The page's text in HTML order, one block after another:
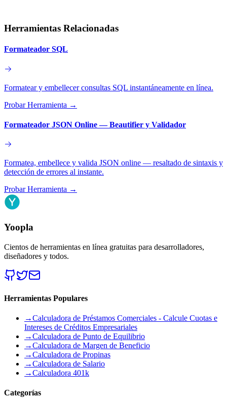
Herramientas Relacionadas
Formateador SQL
Formatear y embellecer consultas SQL instantáneamente en línea.
Probar Herramienta →
Formateador JSON Online — Beautifier y Validador
Formatea, embellece y valida JSON online — resaltado de sintaxis y
detección de errores al instante.
Probar Herramienta →
Yoopla
Cientos de herramientas en línea gratuitas para desarrolladores,
diseñadores y todos.
Herramientas Populares
→Calculadora de Préstamos Comerciales - Calcule Cuotas e
Intereses de Créditos Empresariales
→Calculadora de Punto de Equilibrio
→Calculadora de Margen de Beneficio
→Calculadora de Propinas
→Calculadora de Salario
→Calculadora 401k
Categorías